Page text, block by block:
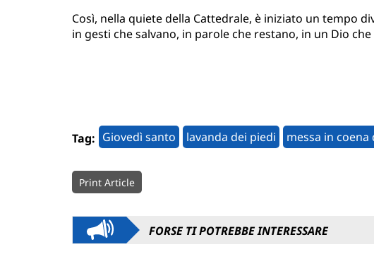
Così, nella quiete della Cattedrale, è iniziato un tempo
in gesti che salvano, in parole che restano, in un Dio
Tag: Giovedì santo lavanda dei piedi messa in coena
Print Article
FORSE TI POTREBBE INTERESSARE